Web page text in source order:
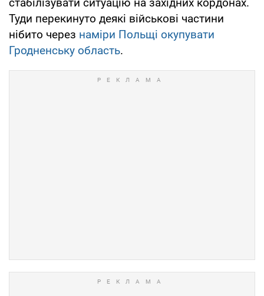
Туди перекинуто деякі військові частини
нібито через наміри Польщі окупувати
Гродненську область.